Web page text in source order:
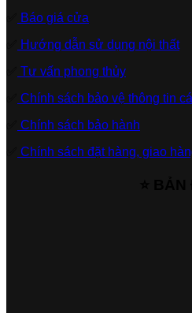
Báo giá cửa
Hướng dẫn sử dụng nội thất
Tư vấn phong thủy
Chính sách bảo vệ thông tin
Chính sách bảo hành
Chính sách đặt hàng, giao